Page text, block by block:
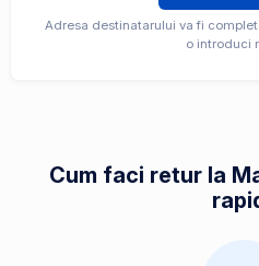
Adresa destinatarului va fi
o introduci
Cum faci retur la